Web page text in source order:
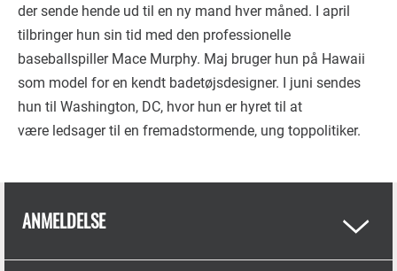
der sende hende ud til en ny mand hver måned. I april
tilbringer hun sin tid med den professionelle
baseballspiller Mace Murphy. Maj bruger hun på Hawaii
som model for en kendt badetøjsdesigner. I juni sendes
hun til Washington, DC, hvor hun er hyret til at
være ledsager til en fremadstormende, ung toppolitiker.
ANMELDELSE